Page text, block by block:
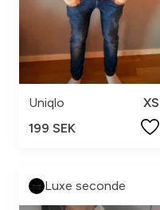
Uniqlo
XS
199 SEK
Luxe seconde